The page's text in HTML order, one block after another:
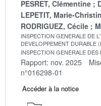
PESRET, Clémentine
LEPETIT, Marie-
RODRIGUEZ, Cécile
INSPECTION GENERALE DE
DEVELOPPEMENT DURABLE
INSPECTION GENERALE
Rapport: nov. 2025
n°016298-01
Accéder à la notice